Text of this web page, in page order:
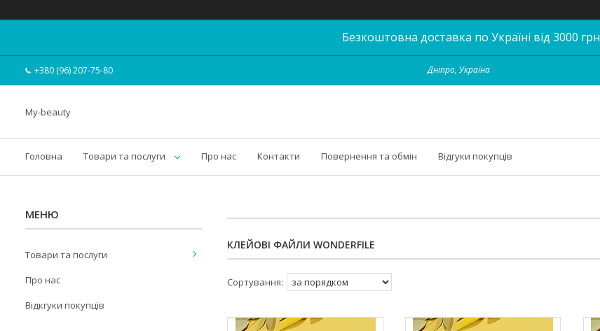
Безкоштовна доставка по Україні від 3000 грн
+380 (96) 207-75-80 Дніпро, Україна
My-beauty
Головна Товари та послуги Про нас Контакти Повернення та обмін Відгуки покупців
КЛЕЙОВІ ФАЙЛИ WONDERFILE
Товари та послуги
Про нас
Відкгуки покупців